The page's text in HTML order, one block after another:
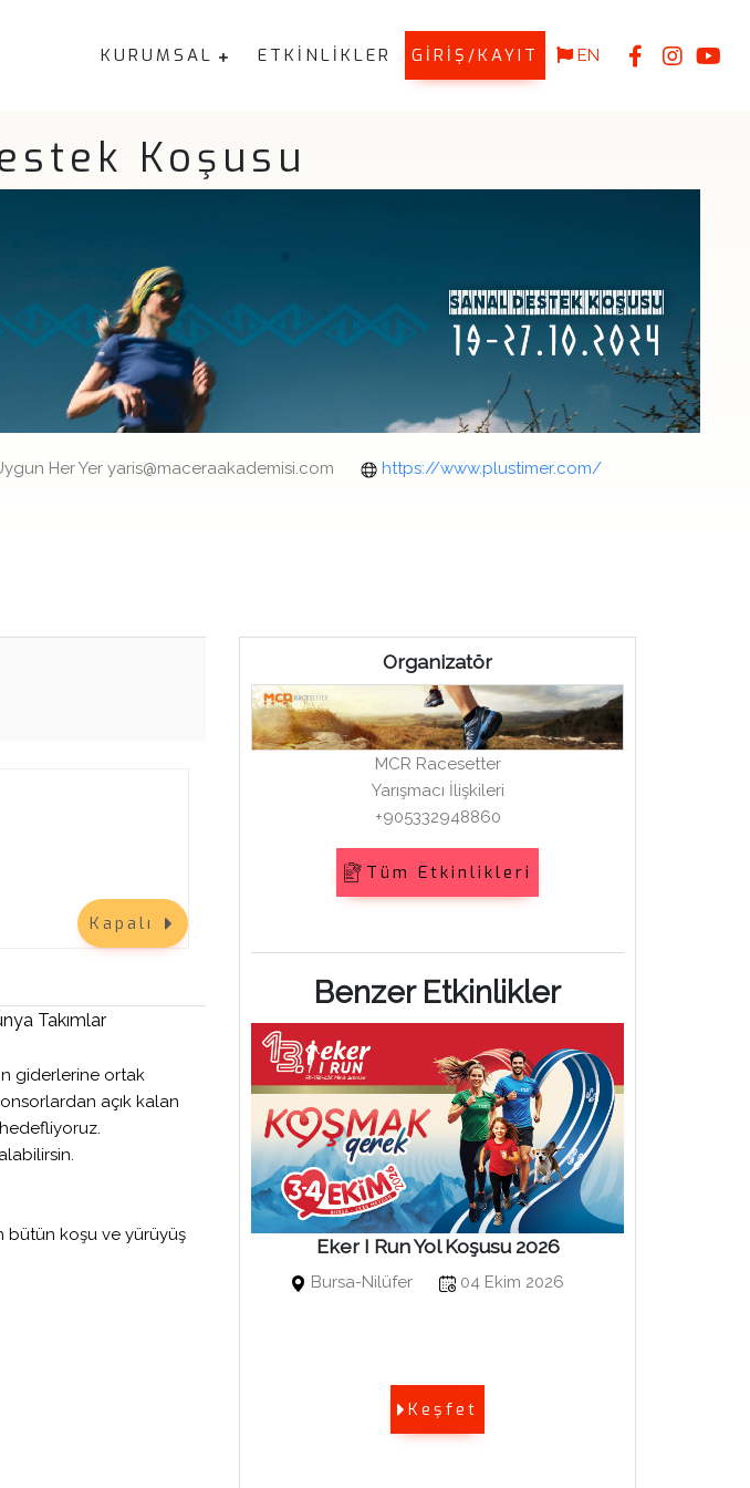
KURUMSAL ETKİNLİKLER GİRİŞ/KAYIT EN
Koşusu
Her Yer yaris@maceraakademisi.com https://www.plustimer.com/
Kapalı
Takımlar
giderlerine ortak
açık kalan
bütün koşu ve yürüyüş
Organizatör
MCR Racesetter
Yarışmacı İlişkileri
+905332948860
Tüm Etkinlikleri
Benzer Etkinlikler
Bir Adım Daha Eker I Run Yol Koşusu 2026
Bursa-Nilüfer 04 Ekim 2026
Keşfet